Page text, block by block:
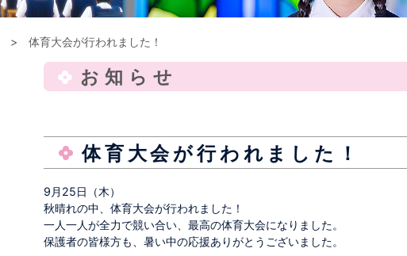
> 体育大会が行われました！
お知らせ
体育大会が行われました！
9月25日（木）
秋晴れの中、体育大会が行われました！
一人一人が全力で競い合い、最高の体育大会になりました。
保護者の皆様方も、暑い中の応援ありがとうございました。